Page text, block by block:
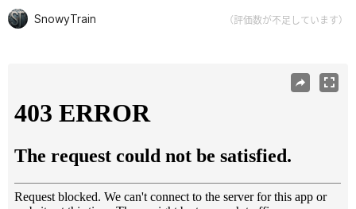
SnowyTrain （評価数が不足しています）